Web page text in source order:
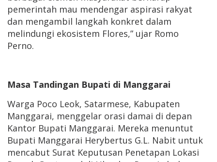
pemerintah mau mendengar aspirasi rakyat
dan mengambil langkah konkret dalam
melindungi ekosistem Flores,” ujar Romo
Perno.
Masa Tandingan Bupati di Manggarai
Warga Poco Leok, Satarmese, Kabupaten
Manggarai, menggelar orasi damai di depan
Kantor Bupati Manggarai. Mereka menuntut
Bupati Manggarai Herybertus G.L. Nabit untuk
mencabut Surat Keputusan Penetapan Lokasi